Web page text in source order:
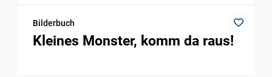
Bilderbuch
Kleines Monster, komm da raus!